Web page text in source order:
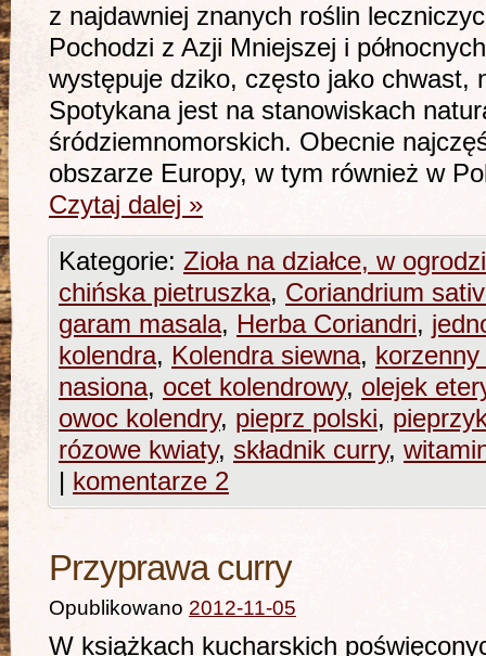
z najdawniej znanych roślin
Pochodzi z Azji Mniejszej i
występuje dziko, często jako chwast,
Spotykana jest na stanowiskach
śródziemnomorskich. Obecnie
obszarze Europy, w tym również w
Czytaj dalej »
Kategorie: Zioła na działce, w
chińska pietruszka, Coriandrium
garam masala, Herba Coriandri,
kolendra, Kolendra siewna,
nasiona, ocet kolendrowy, olejek
owoc kolendry, pieprz polski,
rózowe kwiaty, składnik curry,
| komentarze 2
Przyprawa curry
Opublikowano 2012-11-05
W książkach kucharskich